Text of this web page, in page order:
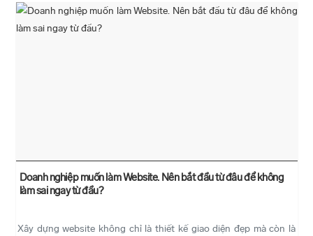
Doanh nghiệp muốn làm Website. Nên bắt đầu từ đâu để không
làm sai ngay từ đầu?
Xây dựng website không chỉ là thiết kế giao diện đẹp mà còn là